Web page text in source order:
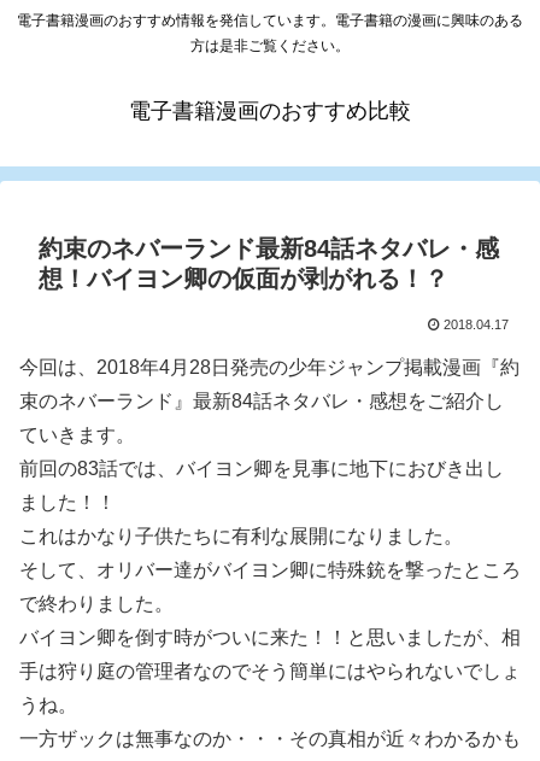
電子書籍漫画のおすすめ情報を発信しています。電子書籍の漫画に興味のある
方は是非ご覧ください。
電子書籍漫画のおすすめ比較
約束のネバーランド最新84話ネタバレ・感
想！バイヨン卿の仮面が剥がれる！？
2018.04.17
今回は、2018年4月28日発売の少年ジャンプ掲載漫画『約
束のネバーランド』最新84話ネタバレ・感想をご紹介し
ていきます。
前回の83話では、バイヨン卿を見事に地下におびき出し
ました！！
これはかなり子供たちに有利な展開になりました。
そして、オリバー達がバイヨン卿に特殊銃を撃ったところ
で終わりました。
バイヨン卿を倒す時がついに来た！！と思いましたが、相
手は狩り庭の管理者なのでそう簡単にはやられないでしょ
うね。
一方ザックは無事なのか・・・その真相が近々わかるかも